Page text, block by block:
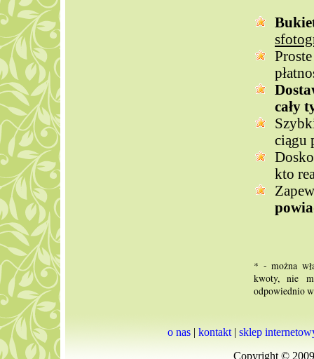
cały
ciągu
kto
* - można
kwoty, nie
odpowiednio
o nas| kontakt| sklep
Copyright ©